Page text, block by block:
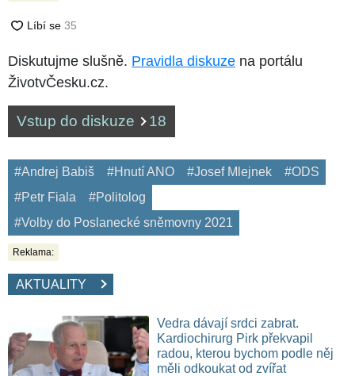
Diskutujme slušně. Pravidla diskuze na portálu
ŽivotvČesku.cz.
Vstup do diskuze 18
#Andrej Babiš #Hnutí ANO #Josef Mlejnek
#ODS
#Petr Fiala
#Politolog
#Volby do Poslanecké sněmovny 2021
Reklama:
AKTUALITY
Vedra dávají srdci zabrat.
Kardiochirurg Pirk překvapil
radou, kterou bychom podle něj
měli odkoukat od zvířat